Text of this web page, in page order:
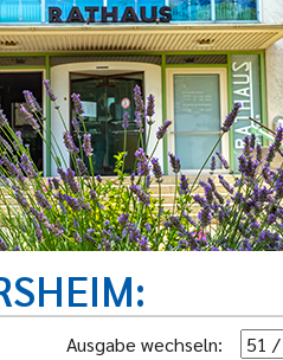
Ausgabe wechseln: